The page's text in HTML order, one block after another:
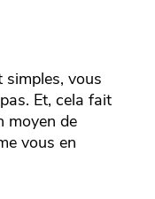
simples, vous
Et, cela fait
moyen de
vous en